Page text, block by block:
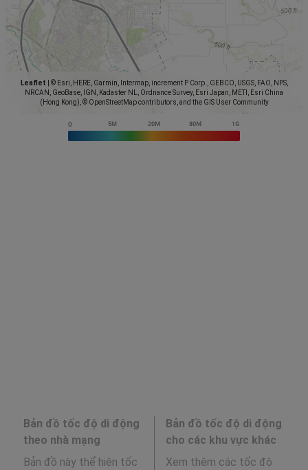
Leaflet
© Esri, HERE, Garmin, Intermap, increment P Corp., GEBCO, USGS, FAO, NPS,
NRCAN, GeoBase, IGN, Kadaster NL, Ordnance Survey, Esri Japan, METI, Esri China
(Hong Kong), © OpenStreetMap contributors, and the GIS User Community
Bản đồ tốc độ di động
theo nhà mạng
Bản đồ này thể hiện tốc
Bản đồ tốc độ di động
cho các khu vực khác
Xem thêm các tốc độ